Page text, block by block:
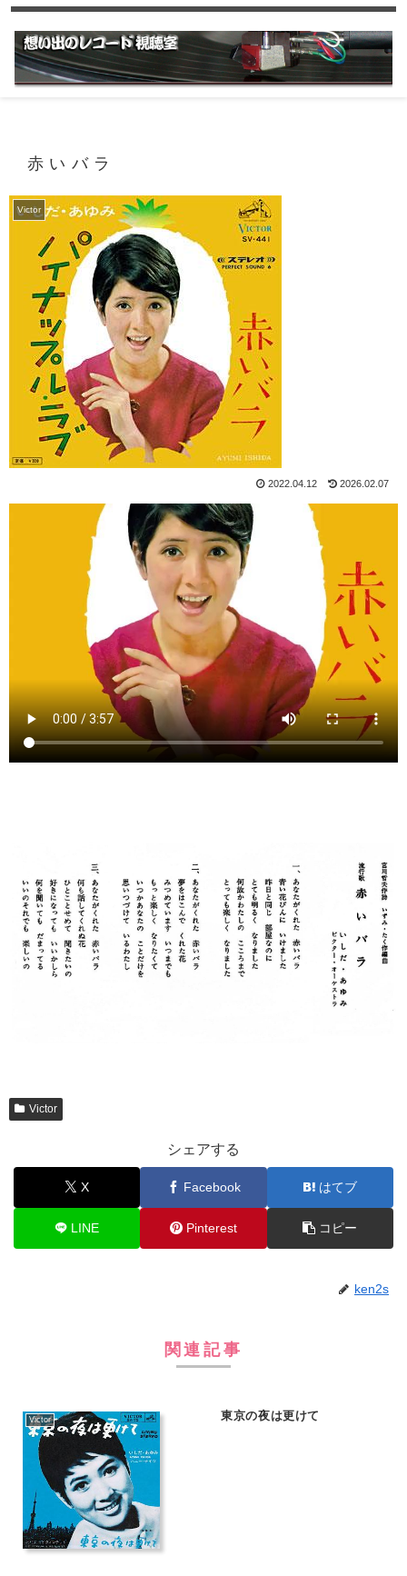
赤いバラ
Victor
2022.04.12 2026.02.07
Victor
シェアする
X Facebook はてブ
LINE Pinterest コピー
ken2s
関連記事
Victor 東京の夜は更けて